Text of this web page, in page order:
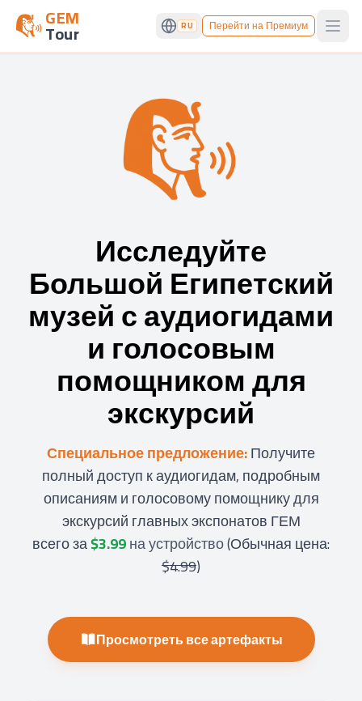
GEM
Tour RU Перейти на Премиум
Исследуйте
Большой Египетский
музей с аудиогидами
и голосовым
помощником для
экскурсий
Специальное предложение:Получите
полный доступ к аудиогидам, подробным
описаниям и голосовому помощнику для
экскурсий главных экспонатов ГЕМ
всего за$3.99на устройство(Обычная цена:
$4.99)
Просмотреть все артефакты